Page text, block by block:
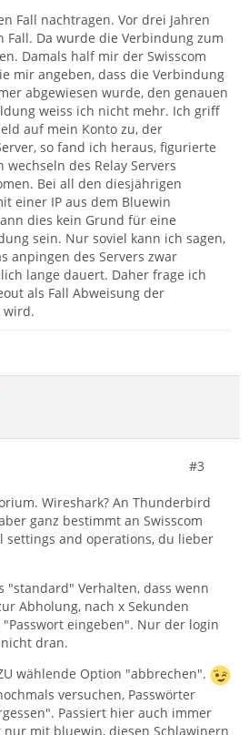
Fall nachtragen. Vor drei Jahren
Fall. Da wurde die Verbindung zum
Damals half mir der Swisscom
mir angeben, dass die Verbindung
abgewiesen wurde, den genauen
weiss ich nicht mehr. Ich griff
auf mein Konto zu, der
so fand ich heraus, figurierte
des Relay Servers
Bei all den diesjährigen
einer IP aus dem Bluewin
dies kein Grund für eine
sein. Nur soviel kann ich sagen,
anpingen des Servers zwar
lange dauert. Daher frage ich
als Fall Abweisung der
wird.
#3
Wireshark? An Thunderbird
ganz bestimmt an Swisscom
settings and operations, du lieber
"standard" Verhalten, dass wenn
Abholung, nach x Sekunden
eingeben". Nur der login
dran.
wählende Option "abbrechen".
versuchen, Passwörter
Passiert hier auch immer
mit bluewin, diesen Schlawinern